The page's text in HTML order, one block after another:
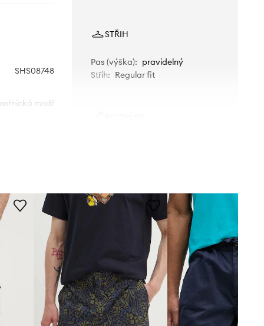
SHS08748
modř
STŘIH
Pas (výška): pravidelný
Střih: Regular fit
běžně nosíte.
Tabulka velikosti